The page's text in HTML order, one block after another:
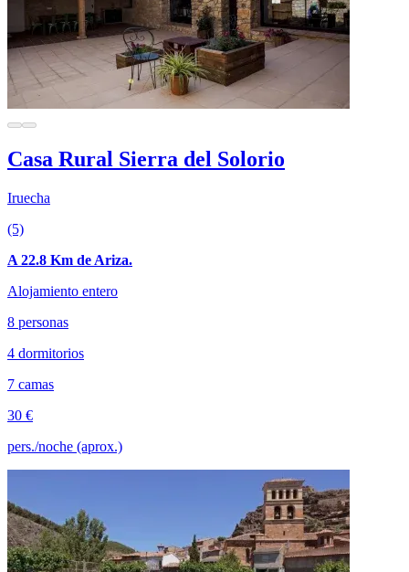
Casa Rural Sierra del Solorio
Iruecha
(5)
A 22.8 Km de Ariza.
Alojamiento entero
8 personas
4 dormitorios
7 camas
30 €
pers./noche (aprox.)